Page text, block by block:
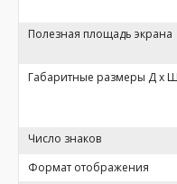
Полезная площадь экрана
Габаритные размеры Д x
Число знаков
Формат отображения